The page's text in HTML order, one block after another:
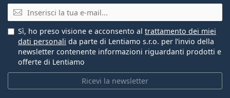
E-mail
Ricevi la newsletter
Sì, ho preso visione e acconsento al trattamento dei miei
dati personali da parte di Lentiamo s.r.o. per l’invio della
newsletter contenente informazioni riguardanti prodotti e
offerte di Lentiamo